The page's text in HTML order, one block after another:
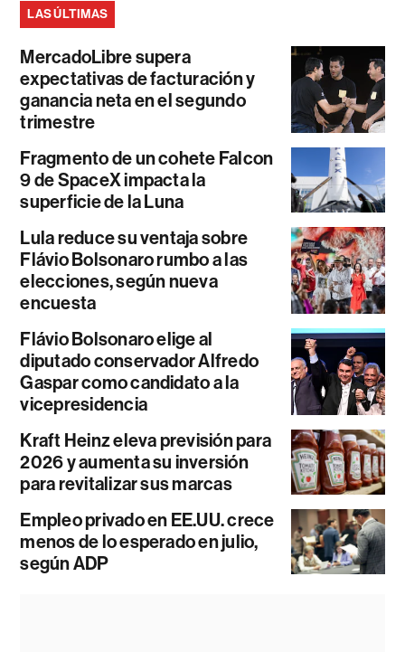
LAS ÚLTIMAS
MercadoLibre supera
expectativas de facturación y
ganancia neta en el segundo
trimestre
Fragmento de un cohete Falcon
9 de SpaceX impacta la
superficie de la Luna
Lula reduce su ventaja sobre
Flávio Bolsonaro rumbo a las
elecciones, según nueva
encuesta
Flávio Bolsonaro elige al
diputado conservador Alfredo
Gaspar como candidato a la
vicepresidencia
Kraft Heinz eleva previsión para
2026 y aumenta su inversión
para revitalizar sus marcas
Empleo privado en EE.UU. crece
menos de lo esperado en julio,
según ADP